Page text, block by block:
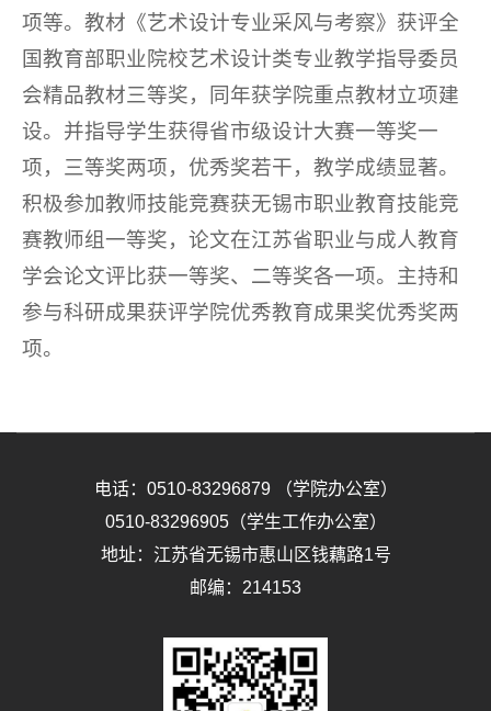
项等。教材《艺术设计专业采风与考察》获评全
国教育部职业院校艺术设计类专业教学指导委员
会精品教材三等奖，同年获学院重点教材立项建
设。并指导学生获得省市级设计大赛一等奖一
项，三等奖两项，优秀奖若干，教学成绩显著。
积极参加教师技能竞赛获无锡市职业教育技能竞
赛教师组一等奖，论文在江苏省职业与成人教育
学会论文评比获一等奖、二等奖各一项。主持和
参与科研成果获评学院优秀教育成果奖优秀奖两
项。
电话： 0510-83296879 （学院办公室）
0510-83296905（学生工作办公室）
地址： 江苏省无锡市惠山区钱藕路1号
邮编： 214153